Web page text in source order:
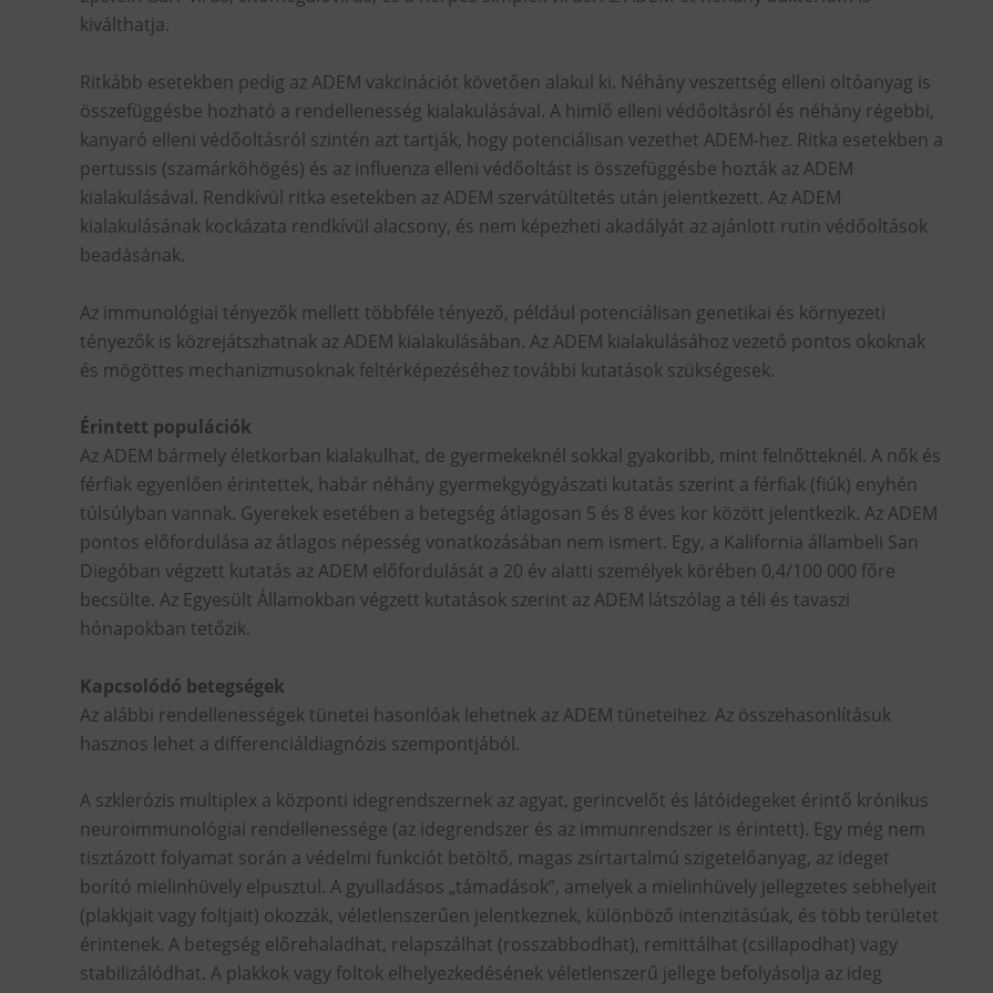
kiválthatja.
Ritkább esetekben pedig az ADEM vakcinációt követően alakul ki. Néhány veszettség elleni oltóanyag is
összefüggésbe hozható a rendellenesség kialakulásával. A himlő elleni védőoltásról és néhány régebbi,
kanyaró elleni védőoltásról szintén azt tartják, hogy potenciálisan vezethet ADEM-hez. Ritka esetekben a
pertussis (szamárköhögés) és az influenza elleni védőoltást is összefüggésbe hozták az ADEM
kialakulásával. Rendkívül ritka esetekben az ADEM szervátültetés után jelentkezett. Az ADEM
kialakulásának kockázata rendkívül alacsony, és nem képezheti akadályát az ajánlott rutin védőoltások
beadásának.
Az immunológiai tényezők mellett többféle tényező, például potenciálisan genetikai és környezeti
tényezők is közrejátszhatnak az ADEM kialakulásában. Az ADEM kialakulásához vezető pontos okoknak
és mögöttes mechanizmusoknak feltérképezéséhez további kutatások szükségesek.
Érintett populációk
Az ADEM bármely életkorban kialakulhat, de gyermekeknél sokkal gyakoribb, mint felnőtteknél. A nők és
férfiak egyenlően érintettek, habár néhány gyermekgyógyászati kutatás szerint a férfiak (fiúk) enyhén
túlsúlyban vannak. Gyerekek esetében a betegség átlagosan 5 és 8 éves kor között jelentkezik. Az ADEM
pontos előfordulása az átlagos népesség vonatkozásában nem ismert. Egy, a Kalifornia állambeli San
Diegóban végzett kutatás az ADEM előfordulását a 20 év alatti személyek körében 0,4/100 000 főre
becsülte. Az Egyesült Államokban végzett kutatások szerint az ADEM látszólag a téli és tavaszi
hónapokban tetőzik.
Kapcsolódó betegségek
Az alábbi rendellenességek tünetei hasonlóak lehetnek az ADEM tüneteihez. Az összehasonlításuk
hasznos lehet a differenciáldiagnózis szempontjából.
A szklerózis multiplex a központi idegrendszernek az agyat, gerincvelőt és látóidegeket érintő krónikus
neuroimmunológiai rendellenessége (az idegrendszer és az immunrendszer is érintett). Egy még nem
tisztázott folyamat során a védelmi funkciót betöltő, magas zsírtartalmú szigetelőanyag, az ideget
borító mielinhüvely elpusztul. A gyulladásos „támadások”, amelyek a mielinhüvely jellegzetes sebhelyeit
(plakkjait vagy foltjait) okozzák, véletlenszerűen jelentkeznek, különböző intenzitásúak, és több területet
érintenek. A betegség előrehaladhat, relapszálhat (rosszabbodhat), remittálhat (csillapodhat) vagy
stabilizálódhat. A plakkok vagy foltok elhelyezkedésének véletlenszerű jellege befolyásolja az ideg